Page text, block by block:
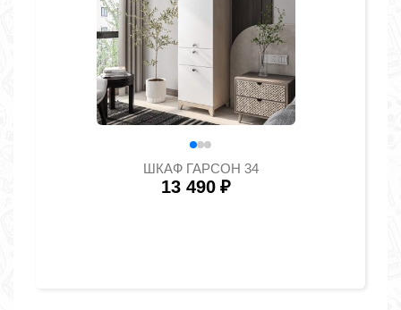
ШКАФ ГАРСОН 34
13 490 ₽